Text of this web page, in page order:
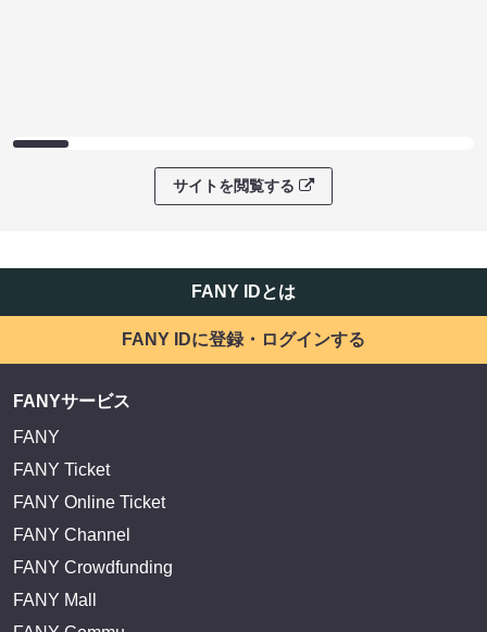
サイトを閲覧する
FANY IDとは
FANY IDに登録・ログインする
FANYサービス
FANY
FANY Ticket
FANY Online Ticket
FANY Channel
FANY Crowdfunding
FANY Mall